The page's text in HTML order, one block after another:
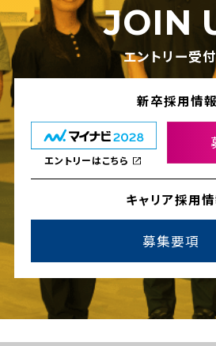
JOIN
エントリー受
新卒採用情報
エントリーはこちら
キャリア採用
募集要項